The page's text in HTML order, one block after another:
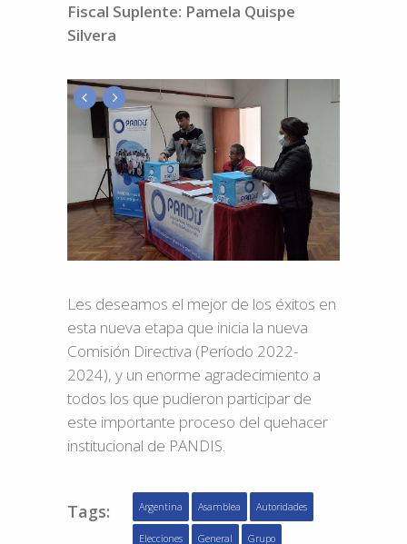
Fiscal Suplente: Pamela Quispe
Silvera
Les deseamos el mejor de los éxitos en
esta nueva etapa que inicia la nueva
Comisión Directiva (Período 2022-
2024), y un enorme agradecimiento a
todos los que pudieron participar de
este importante proceso del quehacer
institucional de PANDIS.
Tags: Argentina Asamblea Autoridades
Elecciones General Grupo